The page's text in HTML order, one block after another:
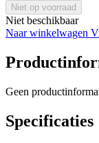
Niet op voorraad
Niet beschikbaar
Naar winkelwagen
Geen
Specificaties